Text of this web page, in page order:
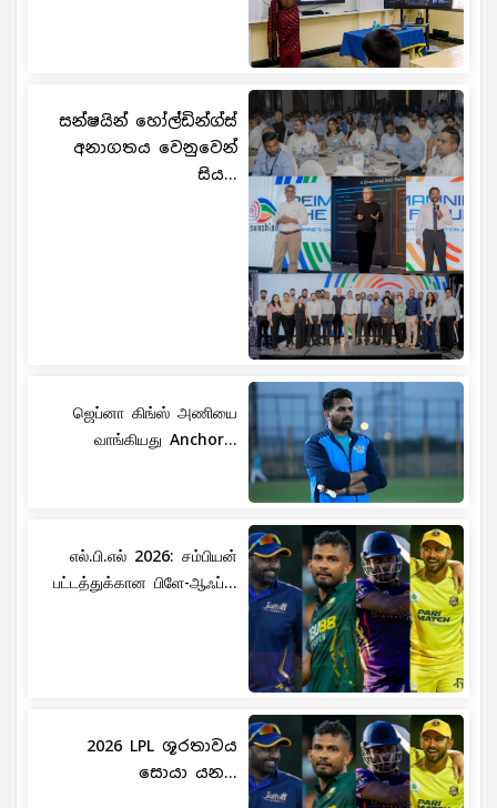
සන්ෂයින් හෝල්ඩින්ග්ස්
අනාගතය වෙනුවෙන්
සිය...
ஜெப்னா கிங்ஸ் அணியை
வாங்கியது Anchor...
எல்.பி.எல் 2026: சம்பியன்
பட்டத்துக்கான பிளே-ஆஃப்...
2026 LPL ශූරතාවය
සොයා යන...